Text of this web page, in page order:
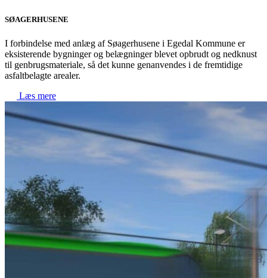
SØAGERHUSENE
I forbindelse med anlæg af Søagerhusene i Egedal Kommune er
eksisterende bygninger og belægninger blevet opbrudt og nedknust
til genbrugsmateriale, så det kunne genanvendes i de fremtidige
asfaltbelagte arealer.
Læs mere